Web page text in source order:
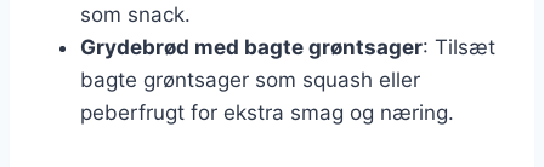
som snack.
Grydebrød med bagte grøntsager: Tilsæt
bagte grøntsager som squash eller
peberfrugt for ekstra smag og næring.